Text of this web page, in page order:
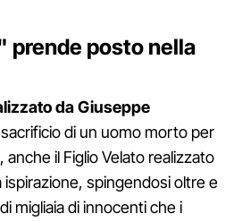
prende posto nella
da Giuseppe
di un uomo morto per
anche il Figlio Velato realizzato
spingendosi oltre e
migliaia di innocenti che i